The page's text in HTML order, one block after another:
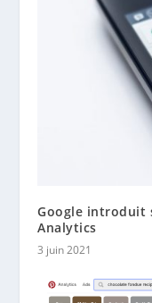
Google introduit
Analytics
3 juin 2021